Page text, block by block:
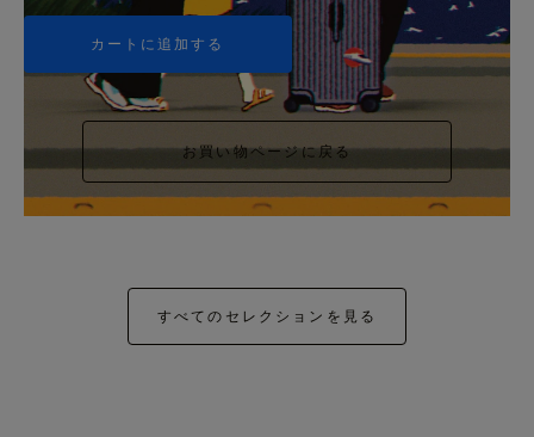
カートに追加する
お買い物ページに戻る
すべてのセレクションを見る